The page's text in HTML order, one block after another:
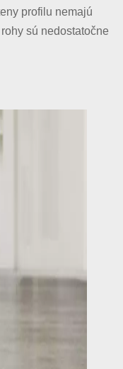
profilu nemajú
sú nedostatočne